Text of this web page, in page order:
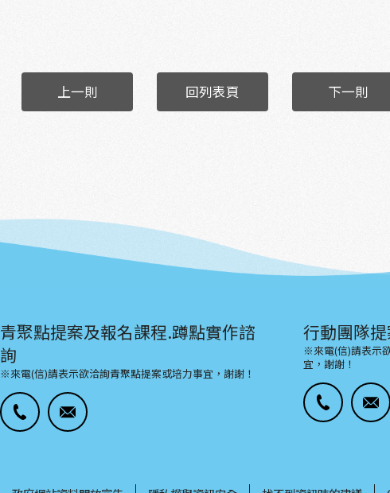
上一則 回列表頁 下一則
青聚點提案及報名課程.蹲點實作諮
詢
※來電(信)請表示欲洽詢青聚點提案或培力事宜，謝謝！
行動團隊
※來電(信)請表示
宜，謝謝！